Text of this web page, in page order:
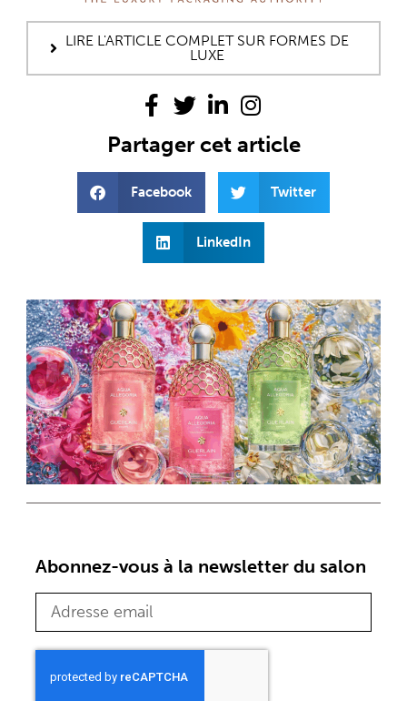
LIRE L'ARTICLE COMPLET SUR FORMES DE
LUXE
Partager cet article
Facebook Twitter
LinkedIn
Abonnez-vous à la newsletter du salon